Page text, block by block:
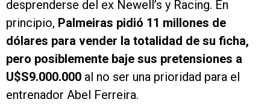
desprenderse del ex Newell’s y Racing. En
principio, Palmeiras pidió 11 millones de
dólares para vender la totalidad de su ficha,
pero posiblemente baje sus pretensiones a
U$S9.000.000 al no ser una prioridad para el
entrenador Abel Ferreira.